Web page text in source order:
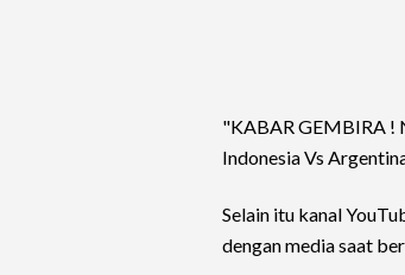
"KABAR GEMBIRA !
Indonesia Vs
Selain itu kanal
dengan media saat